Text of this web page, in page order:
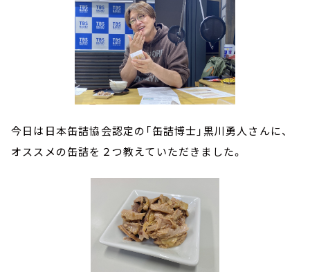
今日は日本缶詰協会認定の「缶詰博士」黒川勇人さんに、
オススメの缶詰を２つ教えていただきました。